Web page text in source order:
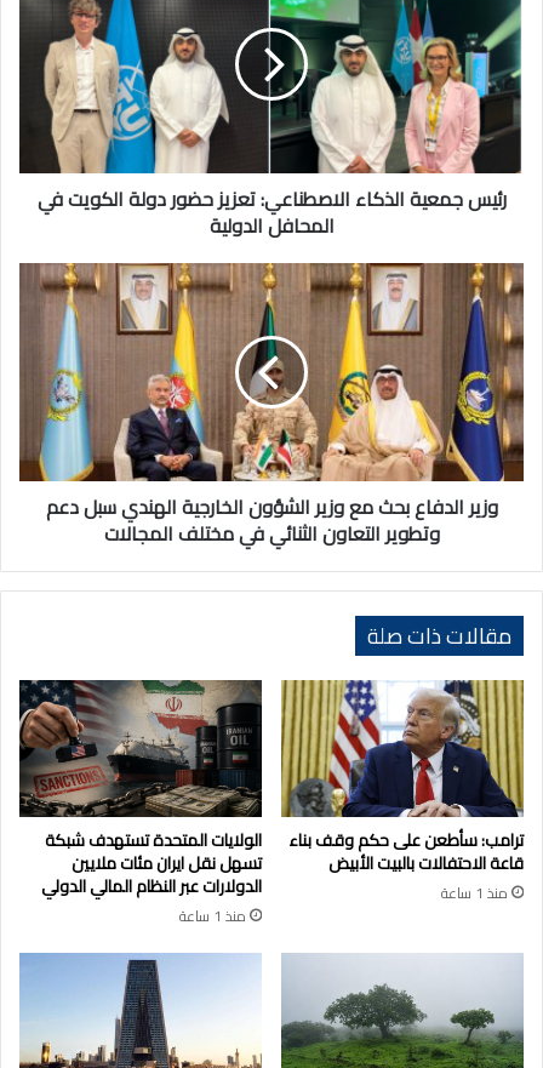
الذكاء
الاصطناعي:
تعزيز
حضور
دولة
الكويت
في
المحافل
الدولية
رئيس جمعية الذكاء الاصطناعي: تعزيز حضور دولة الكويت في
المحافل الدولية
وزير
الدفاع
بحث
مع
وزير
الشؤون
الخارجية
الهندي
سبل
دعم
وتطوير
الثنائي
مختلف
المجالات
وزير الدفاع بحث مع وزير الشؤون الخارجية الهندي سبل دعم
وتطوير التعاون الثنائي في مختلف المجالات
مقالات ذات صلة
ترامب: سأطعن على حكم وقف بناء
قاعة الاحتفالات بالبيت الأبيض
منذ 1 ساعة
الولايات المتحدة تستهدف شبكة
تسهل نقل ايران مئات ملايين
الدولارات عبر النظام المالي الدولي
منذ 1 ساعة